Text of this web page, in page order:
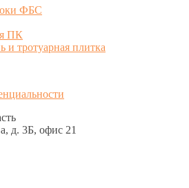
ФБС
ПК
тротуарная плитка
д. 3Б, офис 21